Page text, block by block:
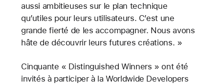
aussi ambitieuses sur le plan technique
qu’utiles pour leurs utilisateurs. C’est une
grande fierté de les accompagner. Nous avons
hâte de découvrir leurs futures créations. »
Cinquante « Distinguished Winners » ont été
invités à participer à la Worldwide Developers